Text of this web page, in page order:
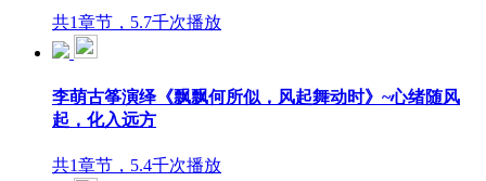
共1章节，5.7千次播放
李萌古筝演绎《飘飘何所似，风起舞动时》~心绪随风
起，化入远方
共1章节，5.4千次播放